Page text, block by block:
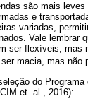
são mais leves
e
variadas,
Vale lembrar
ser flexíveis, mas
macia, mas não
do
et. al., 2016):